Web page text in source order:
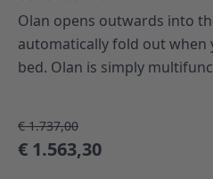
Olan opens outwards into
automatically fold out
bed. Olan is simply
€ 1.737,00
€ 1.563,30